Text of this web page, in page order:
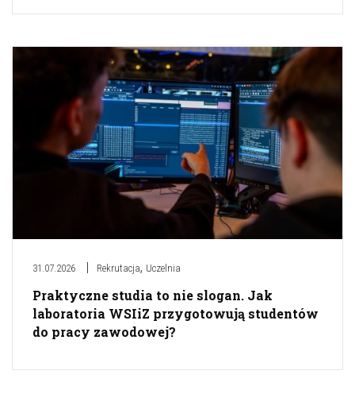
31.07.2026 Rekrutacja, Uczelnia
Praktyczne studia to nie slogan. Jak
laboratoria WSIiZ przygotowują studentów
do pracy zawodowej?